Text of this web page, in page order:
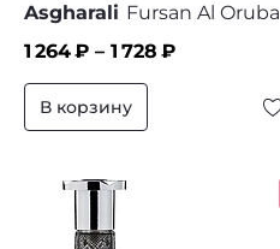
Asgharali Fursan Al Oruba
1 264₽ – 1 728 ₽
В корзину